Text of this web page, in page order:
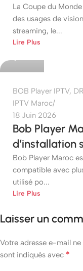
La Coupe du
des usages de
streaming, le...
Lire Plus
etshop
BOB Player IPTV,
IPTV Maroc
18 Juin 2026
Bob Player
d’installation
Bob Player Maroc
compatible avec
utilisé po...
Lire Plus
Laisser un
Votre adresse e-mail ne
sont indiqués avec *